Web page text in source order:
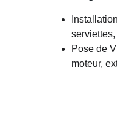
Pose de
moteur,